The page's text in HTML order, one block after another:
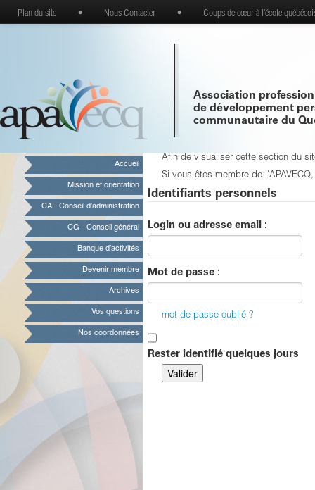
Plan du site • Nous Contacter • Coups de cœur à l’école
Association
de développement
communautaire du
Accueil
Mission et orientation
CA - Conseil d’administration
CG - Conseil général
Banque d’activités
Devenir membre
Archives
Vos questions
Nos coordonnées
Afin de visualiser cette section du
Si vous êtes membre de
Identifiants personnels
Login ou adresse email :
Mot de passe :
mot de passe oublié ?
Rester identifié quelques jours